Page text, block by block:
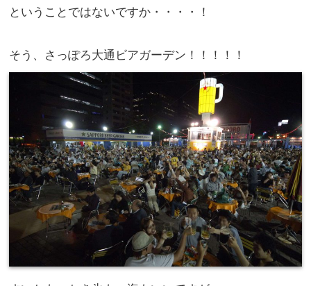
ということではないですか・・・・！
そう、さっぽろ大通ビアガーデン！！！！！